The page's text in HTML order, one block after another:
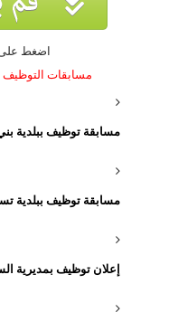
اضغط على
مسابقات التوظيف ليوم
مسابقة توظيف ببلدية
مسابقة توظيف ببلدية
إعلان توظيف بمديرية